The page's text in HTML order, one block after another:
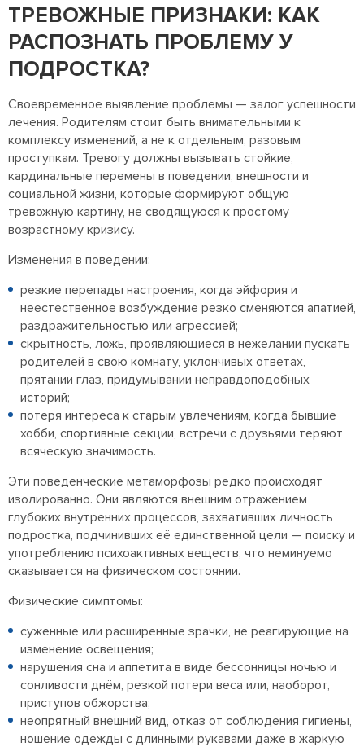
ТРЕВОЖНЫЕ ПРИЗНАКИ: КАК
РАСПОЗНАТЬ ПРОБЛЕМУ У
ПОДРОСТКА?
Своевременное выявление проблемы — залог успешности
лечения. Родителям стоит быть внимательными к
комплексу изменений, а не к отдельным, разовым
проступкам. Тревогу должны вызывать стойкие,
кардинальные перемены в поведении, внешности и
социальной жизни, которые формируют общую
тревожную картину, не сводящуюся к простому
возрастному кризису.
Изменения в поведении:
резкие перепады настроения, когда эйфория и
неестественное возбуждение резко сменяются апатией,
раздражительностью или агрессией;
скрытность, ложь, проявляющиеся в нежелании пускать
родителей в свою комнату, уклончивых ответах,
прятании глаз, придумывании неправдоподобных
историй;
потеря интереса к старым увлечениям, когда бывшие
хобби, спортивные секции, встречи с друзьями теряют
всяческую значимость.
Эти поведенческие метаморфозы редко происходят
изолированно. Они являются внешним отражением
глубоких внутренних процессов, захвативших личность
подростка, подчинивших её единственной цели — поиску и
употреблению психоактивных веществ, что неминуемо
сказывается на физическом состоянии.
Физические симптомы:
суженные или расширенные зрачки, не реагирующие на
изменение освещения;
нарушения сна и аппетита в виде бессонницы ночью и
сонливости днём, резкой потери веса или, наоборот,
приступов обжорства;
неопрятный внешний вид, отказ от соблюдения гигиены,
ношение одежды с длинными рукавами даже в жаркую